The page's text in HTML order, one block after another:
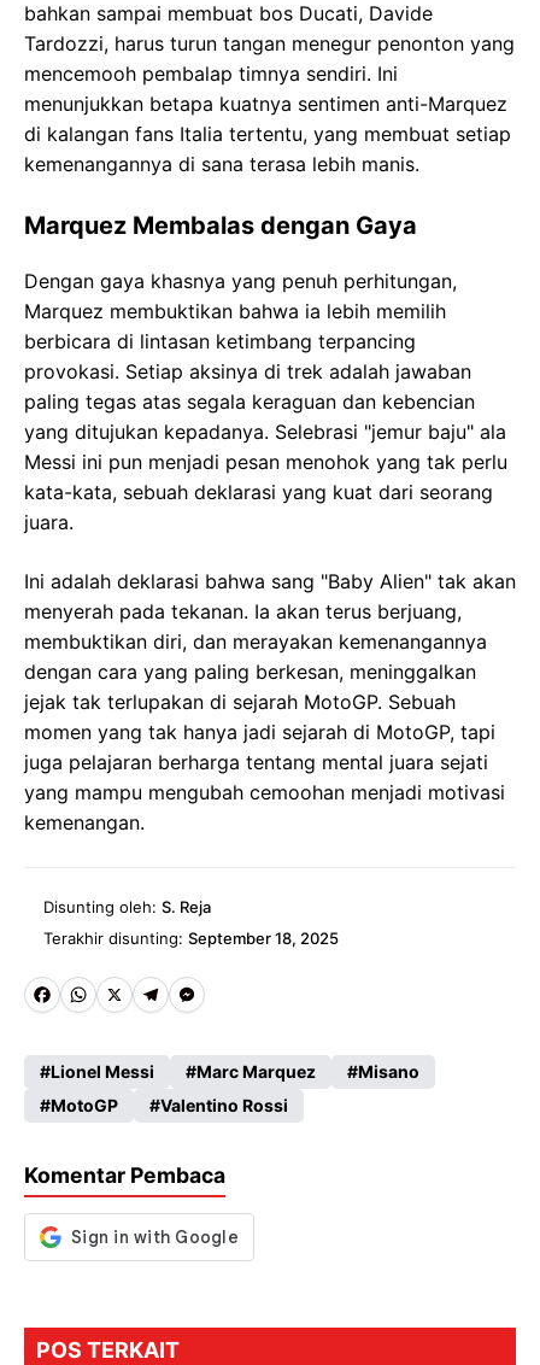
bahkan sampai membuat bos Ducati, Davide
Tardozzi, harus turun tangan menegur penonton yang
mencemooh pembalap timnya sendiri. Ini
menunjukkan betapa kuatnya sentimen anti-Marquez
di kalangan fans Italia tertentu, yang membuat setiap
kemenangannya di sana terasa lebih manis.
Marquez Membalas dengan Gaya
Dengan gaya khasnya yang penuh perhitungan,
Marquez membuktikan bahwa ia lebih memilih
berbicara di lintasan ketimbang terpancing
provokasi. Setiap aksinya di trek adalah jawaban
paling tegas atas segala keraguan dan kebencian
yang ditujukan kepadanya. Selebrasi "jemur baju" ala
Messi ini pun menjadi pesan menohok yang tak perlu
kata-kata, sebuah deklarasi yang kuat dari seorang
juara.
Ini adalah deklarasi bahwa sang "Baby Alien" tak akan
menyerah pada tekanan. Ia akan terus berjuang,
membuktikan diri, dan merayakan kemenangannya
dengan cara yang paling berkesan, meninggalkan
jejak tak terlupakan di sejarah MotoGP. Sebuah
momen yang tak hanya jadi sejarah di MotoGP, tapi
juga pelajaran berharga tentang mental juara sejati
yang mampu mengubah cemoohan menjadi motivasi
kemenangan.
Disunting oleh: S. Reja
Terakhir disunting: September 18, 2025
Fa
b
o
k
W
ts
A
p
X
Te
gr
a
M
se
n
er
Lionel Messi Marc Marquez
Misano
MotoGP
Valentino Rossi
Komentar Pembaca
POS TERKAIT